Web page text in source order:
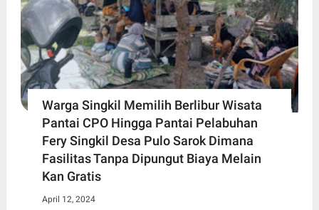
Warga Singkil Memilih Berlibur Wisata
Pantai CPO Hingga Pantai Pelabuhan
Fery Singkil Desa Pulo Sarok Dimana
Fasilitas Tanpa Dipungut Biaya Melain
Kan Gratis
April 12, 2024